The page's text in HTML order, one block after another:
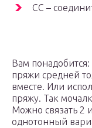
СС –
Вам
пряжи средней
вместе. Или
пряжу. Так
Можно связать 2
однотонный